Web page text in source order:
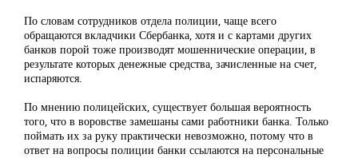
По словам сотрудников отдела полиции, чаще всего
обращаются вкладчики Сбербанка, хотя и с картами других
банков порой тоже производят мошеннические операции, в
результате которых денежные средства, зачисленные на счет,
испаряются.
По мнению полицейских, существует большая вероятность
того, что в воровстве замешаны сами работники банка. Только
поймать их за руку практически невозможно, потому что в
ответ на вопросы полиции банки ссылаются на персональные